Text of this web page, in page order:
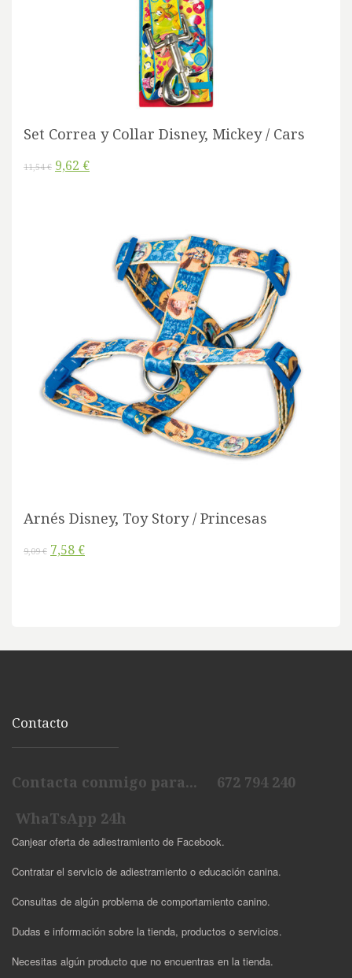
Set Correa y Collar Disney, Mickey / Cars
11,54 € 9,62 €
Arnés Disney, Toy Story / Princesas
9,09 € 7,58 €
Contacto
Contacta conmigo para... 672 794 240
WhaTsApp 24h
Canjear oferta de adiestramiento de Facebook.
Contratar el servicio de adiestramiento o educación canina.
Consultas de algún problema de comportamiento canino.
Dudas e información sobre la tienda, productos o servicios.
Necesitas algún producto que no encuentras en la tienda.